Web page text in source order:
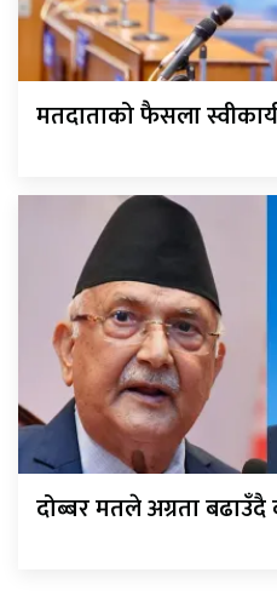
मतदाताको फैसला
दोब्बर मतले अग्रता